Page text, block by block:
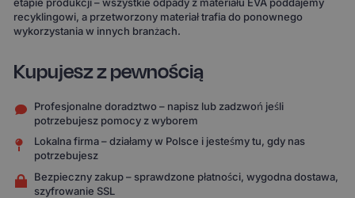
recyklingowi, a przetworzony materiał trafia do ponownego
wykorzystania w innych branżach.
Kupujesz z pewnością
Profesjonalne doradztwo – napisz lub zadzwoń jeśli
potrzebujesz pomocy z wyborem
Lokalna firma – działamy w Polsce i jesteśmy tu, gdy nas
potrzebujesz
Bezpieczny zakup – sprawdzone płatności, wygodna dostawa,
szyfrowanie SSL